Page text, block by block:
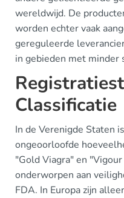
wereldwijd. De
worden echter vaak
gereguleerde
in gebieden met minder
Classificatie
In de Verenigde Staten
ongeoorloofde
"Gold Viagra" en
onderworpen aan
FDA. In Europa zijn